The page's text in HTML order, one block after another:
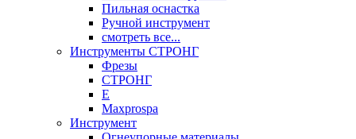
Пильная оснастка
Ручной инструмент
смотреть все...
Инструменты СТРОНГ
Фрезы
СТРОНГ
Е
Maxprospa
Инструмент